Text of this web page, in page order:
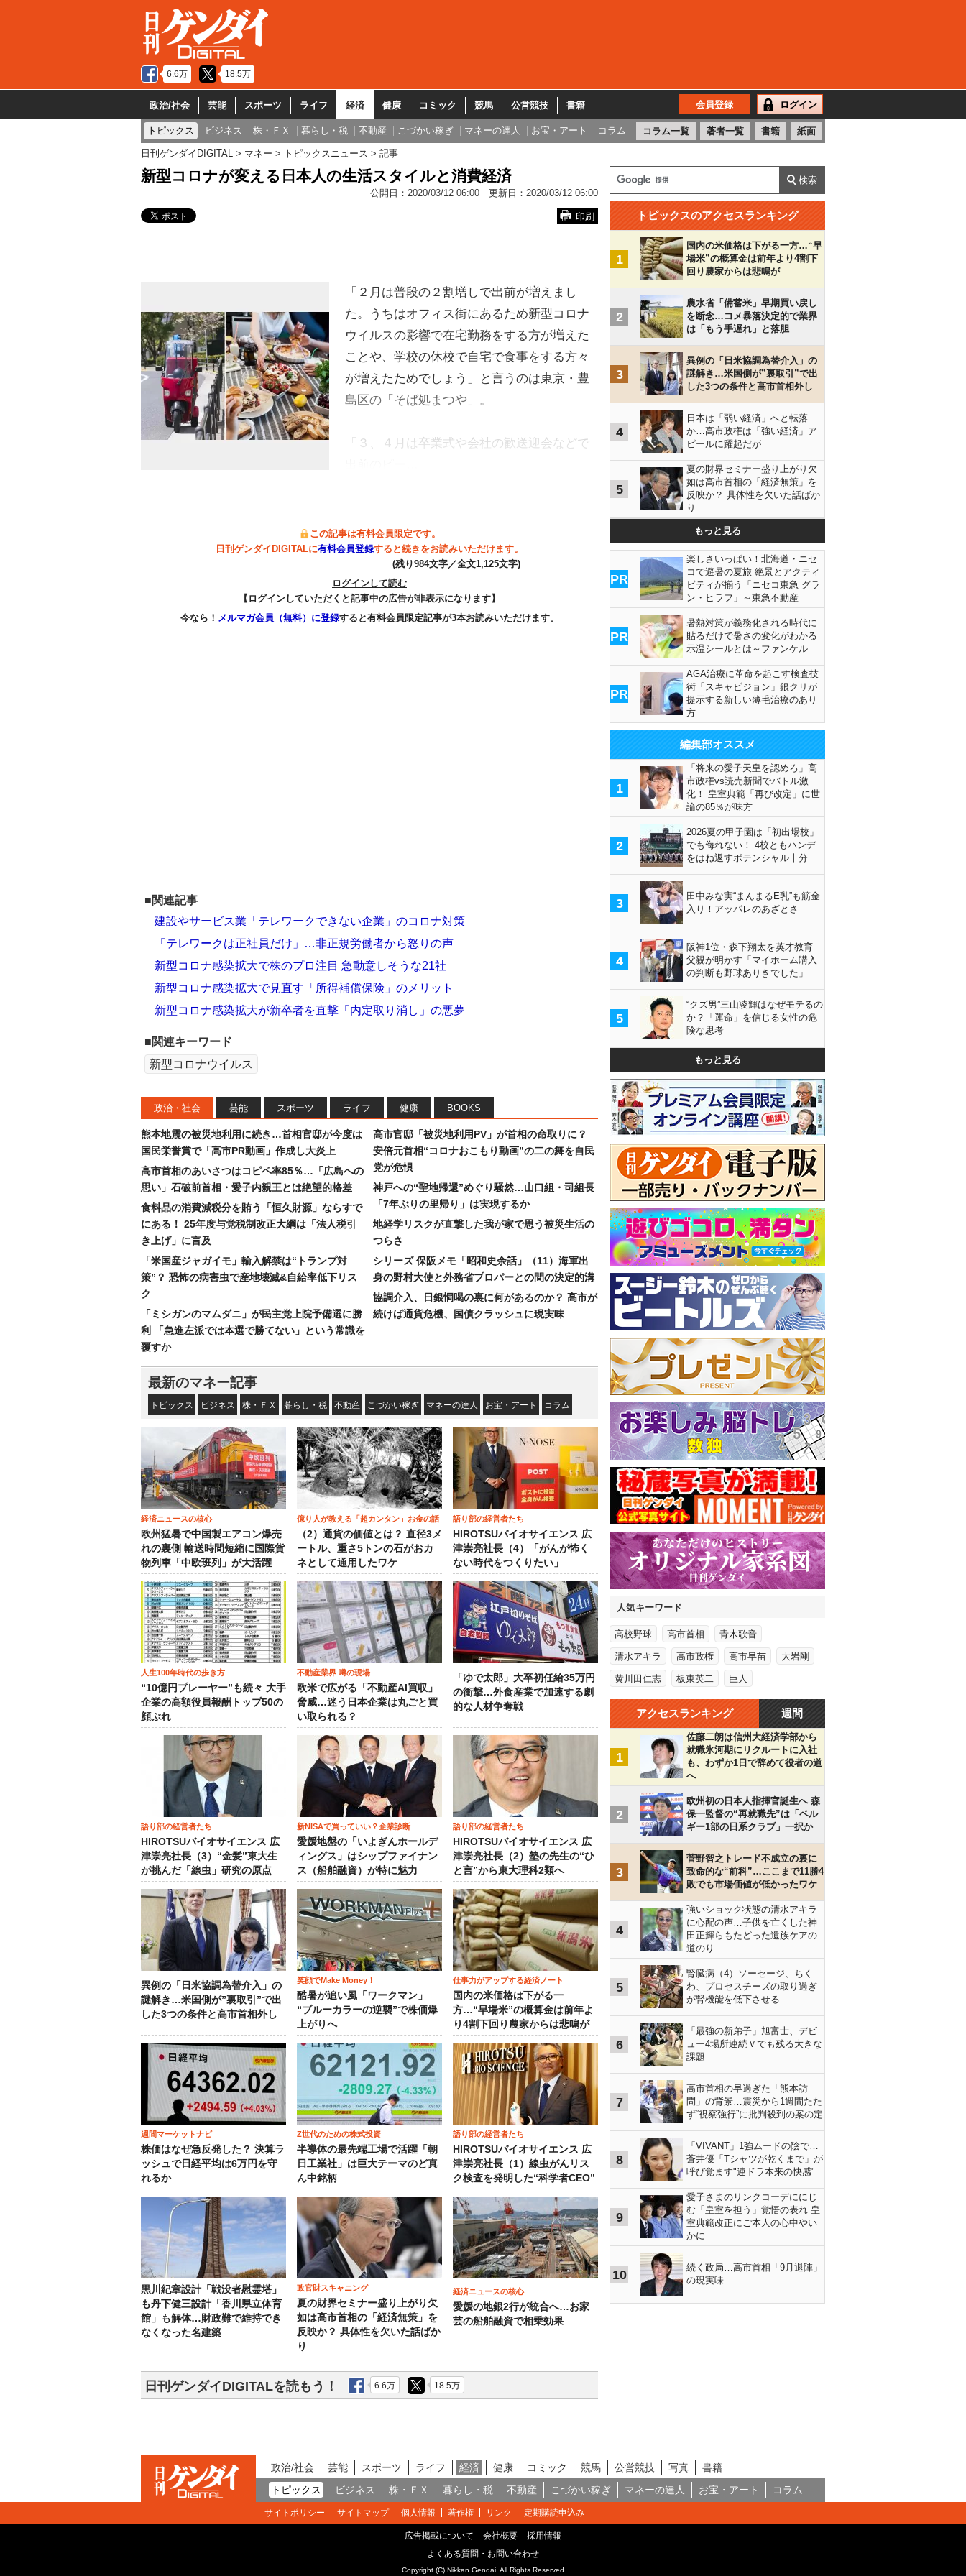
6.6万 18.5万
政治/社会 芸能 スポーツ ライフ 経済 健康 コミック 競馬 公営競技 書籍 会員登録 ログイン
トピックス ビジネス 株・ＦＸ 暮らし・税 不動産 こづかい稼ぎ マネーの達人 お宝・アート コラム コラム一覧 著者一覧 書籍 紙面
日刊ゲンダイDIGITAL マネー トピックスニュース 記事
新型コロナが変える日本人の生活スタイルと消費経済
公開日： 2020/03/12 06:00 更新日： 2020/03/12 06:00
印刷
「２月は普段の２割増しで出前が増えまし
た。うちはオフィス街にあるため新型コロナ
ウイルスの影響で在宅勤務をする方が増えた
ことや、学校の休校で自宅で食事をする方々
が増えたためでしょう」と言うのは東京・豊
島区の「そば処まつや」。
「３、４月は卒業式や会社の歓送迎会などで
この記事は有料会員限定です。
日刊ゲンダイDIGITALに有料会員登録すると続きをお読みいただけます。
(残り984文字／全文1,125文字)
ログインして読む
【ログインしていただくと記事中の広告が非表示になります】
今なら！ メルマガ会員（無料）に登録すると有料会員限定記事が3本お読みいただけます。
■関連記事
建設やサービス業「テレワークできない企業」のコロナ対策
「テレワークは正社員だけ」…非正規労働者から怒りの声
新型コロナ感染拡大で株のプロ注目 急動意しそうな21社
新型コロナ感染拡大で見直す「所得補償保険」のメリット
新型コロナ感染拡大が新卒者を直撃「内定取り消し」の悪夢
■関連キーワード
新型コロナウイルス
政治・社会 芸能 スポーツ ライフ 健康 BOOKS
熊本地震の被災地利用に続き…首相官邸が今度は
国民栄誉賞で「高市PR動画」作成し大炎上
高市首相のあいさつはコピペ率85％…「広島への
思い」石破前首相・愛子内親王とは絶望的格差
食料品の消費減税分を賄う「恒久財源」ならすで
にある！ 25年度与党税制改正大綱は「法人税引
き上げ」に言及
「米国産ジャガイモ」輸入解禁は“トランプ対
策”？ 恐怖の病害虫で産地壊滅&自給率低下リス
ク
「ミシガンのマムダニ」が民主党上院予備選に勝
利 「急進左派では本選で勝てない」という常識を
覆すか
高市官邸「被災地利用PV」が首相の命取りに？
安倍元首相“コロナおこもり動画”の二の舞を自民
党が危惧
神戸への“聖地帰還”めぐり騒然…山口組・司組長
「7年ぶりの里帰り」は実現するか
地経学リスクが直撃した我が家で思う被災生活の
つらさ
シリーズ 保阪メモ「昭和史余話」（11）海軍出
身の野村大使と外務省プロパーとの間の決定的溝
協調介入、日銀恫喝の裏に何があるのか？ 高市が
続けば通貨危機、国債クラッシュに現実味
最新のマネー記事
トピックス ビジネス 株・ＦＸ 暮らし・税 不動産 こづかい稼ぎ マネーの達人 お宝・アート コラム
経済ニュースの核心
欧州猛暑で中国製エアコン爆売
れの裏側 輸送時間短縮に国際貨
物列車「中欧班列」が大活躍
億り人が教える「超カンタン」お金の話
（2）通貨の価値とは？ 直径3メ
ートル、重さ5トンの石がおカ
ネとして通用したワケ
語り部の経営者たち
HIROTSUバイオサイエンス 広
津崇亮社長（4）「がんが怖く
ない時代をつくりたい」
人生100年時代の歩き方
“10億円プレーヤー”も続々 大手
企業の高額役員報酬トップ50の
顔ぶれ
不動産業界 噂の現場
欧米で広がる「不動産AI買収」
脅威…迷う日本企業は丸ごと買
い取られる？
「ゆで太郎」大卒初任給35万円
の衝撃…外食産業で加速する劇
的な人材争奪戦
語り部の経営者たち
HIROTSUバイオサイエンス 広
津崇亮社長（3）“金髪”東大生
が挑んだ「線虫」研究の原点
新NISAで買っていい？企業診断
愛媛地盤の「いよぎんホールデ
ィングス」はシップファイナン
ス（船舶融資）が特に魅力
語り部の経営者たち
HIROTSUバイオサイエンス 広
津崇亮社長（2）塾の先生の“ひ
と言”から東大理科2類へ
異例の「日米協調為替介入」の
謎解き…米国側が”裏取引”で出
した3つの条件と高市首相外し
笑顔でMake Money！
酷暑が追い風「ワークマン」
“ブルーカラーの逆襲”で株価爆
上がりへ
仕事力がアップする経済ノート
国内の米価格は下がる一
方…“早場米”の概算金は前年よ
り4割下回り農家からは悲鳴が
週間マーケットナビ
株価はなぜ急反発した？ 決算ラ
ッシュで日経平均は6万円を守
れるか
Z世代のための株式投資
半導体の最先端工場で活躍「朝
日工業社」は巨大テーマのど真
ん中銘柄
語り部の経営者たち
HIROTSUバイオサイエンス 広
津崇亮社長（1）線虫がんリス
ク検査を発明した“科学者CEO”
黒川紀章設計「戦没者慰霊塔」
も丹下健三設計「香川県立体育
館」も解体…財政難で維持でき
なくなった名建築
政官財スキャニング
夏の財界セミナー盛り上がり欠
如は高市首相の「経済無策」を
反映か？ 具体性を欠いた話ばか
り
経済ニュースの核心
愛媛の地銀2行が統合へ…お家
芸の船舶融資で相乗効果
日刊ゲンダイDIGITALを読もう！ 6.6万 18.5万
トピックスのアクセスランキング
1
国内の米価格は下がる一方…“早
場米”の概算金は前年より4割下
回り農家からは悲鳴が
2
農水省「備蓄米」早期買い戻し
を断念…コメ暴落決定的で業界
は「もう手遅れ」と落胆
3
異例の「日米協調為替介入」の
謎解き…米国側が”裏取引”で出
した3つの条件と高市首相外し
4
日本は「弱い経済」へと転落
か…高市政権は「強い経済」ア
ピールに躍起だが
5
夏の財界セミナー盛り上がり欠
如は高市首相の「経済無策」を
反映か？ 具体性を欠いた話ばか
り
もっと見る
PR
楽しさいっぱい！北海道・ニセ
コで避暑の夏旅 絶景とアクティ
ビティが揃う「ニセコ東急 グラ
ン・ヒラフ」～東急不動産
PR
暑熱対策が義務化される時代に
貼るだけで暑さの変化がわかる
示温シールとは～ファンケル
PR
AGA治療に革命を起こす検査技
術「スキャビジョン」銀クリが
提示する新しい薄毛治療のあり
方
編集部オススメ
1
「将来の愛子天皇を認めろ」高
市政権vs読売新聞でバトル激
化！ 皇室典範「再び改定」に世
論の85％が味方
2
2026夏の甲子園は「初出場校」
でも侮れない！ 4校ともハンデ
をはね返すポテンシャル十分
3
田中みな実“まんまるE乳”も筋金
入り！アッパレのあざとさ
4
阪神1位・森下翔太を英才教育
父親が明かす「マイホーム購入
の判断も野球ありきでした」
5
“クズ男”三山凌輝はなぜモテるの
か？「運命」を信じる女性の危
険な思考
もっと見る
人気キーワード
高校野球 高市首相 青木歌音
清水アキラ 高市政権 高市早苗 大岩剛
黄川田仁志 板東英二 巨人
アクセスランキング 週間
1
佐藤二朗は信州大経済学部から
就職氷河期にリクルートに入社
も、わずか1日で辞めて役者の道
へ
2
欧州初の日本人指揮官誕生へ 森
保一監督の“再就職先”は「ベル
ギー1部の日系クラブ」一択か
3
菅野智之トレード不成立の裏に
致命的な“前科”…ここまで11勝4
敗でも市場価値が低かったワケ
4
強いショック状態の清水アキラ
に心配の声…子供を亡くした神
田正輝らもたどった遺族ケアの
道のり
5
腎臓病（4）ソーセージ、ちく
わ、プロセスチーズの取り過ぎ
が腎機能を低下させる
6
「最強の新弟子」旭富士、デビ
ュー4場所連続Ｖでも残る大きな
課題
7
高市首相の早過ぎた「熊本訪
問」の背景…震災から1週間たた
ず“視察強行”に批判殺到の案の定
8
「VIVANT」1強ムードの陰で…
蒼井優「Tシャツが乾くまで」が
呼び覚ます"連ドラ本来の快感"
9
愛子さまのリンクコーデににじ
む「皇室を担う」覚悟の表れ 皇
室典範改正にご本人の心中やい
かに
10
続く政局…高市首相「9月退陣」
の現実味
政治/社会 芸能 スポーツ ライフ 経済 健康 コミック 競馬 公営競技 写真
書籍
トピックス
ビジネス 株・ＦＸ 暮らし・税 不動産 こづかい稼ぎ マネーの達人 お宝・アート コラム
サイトポリシー サイトマップ 個人情報 著作権 リンク 定期購読申込み
広告掲載について 会社概要
採用情報
よくある質問・お問い合わせ
Copyright (C) Nikkan Gendai. All Rights Reserved